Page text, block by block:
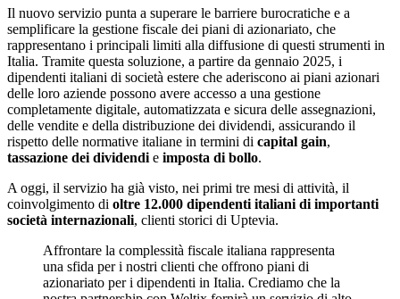
Il nuovo servizio punta a superare le barriere burocratiche e a
semplificare la gestione fiscale dei piani di azionariato, che
rappresentano i principali limiti alla diffusione di questi strumenti in
Italia. Tramite questa soluzione, a partire da gennaio 2025, i
dipendenti italiani di società estere che aderiscono ai piani azionari
delle loro aziende possono avere accesso a una gestione
completamente digitale, automatizzata e sicura delle assegnazioni,
delle vendite e della distribuzione dei dividendi, assicurando il
rispetto delle normative italiane in termini di capital gain,
tassazione dei dividendi e imposta di bollo.
A oggi, il servizio ha già visto, nei primi tre mesi di attività, il
coinvolgimento di oltre 12.000 dipendenti italiani di importanti
società internazionali, clienti storici di Uptevia.
Affrontare la complessità fiscale italiana rappresenta
una sfida per i nostri clienti che offrono piani di
azionariato per i dipendenti in Italia. Crediamo che la